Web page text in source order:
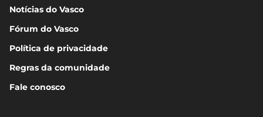
Notícias do Vasco
Fórum do Vasco
Política de privacidade
Regras da comunidade
Fale conosco